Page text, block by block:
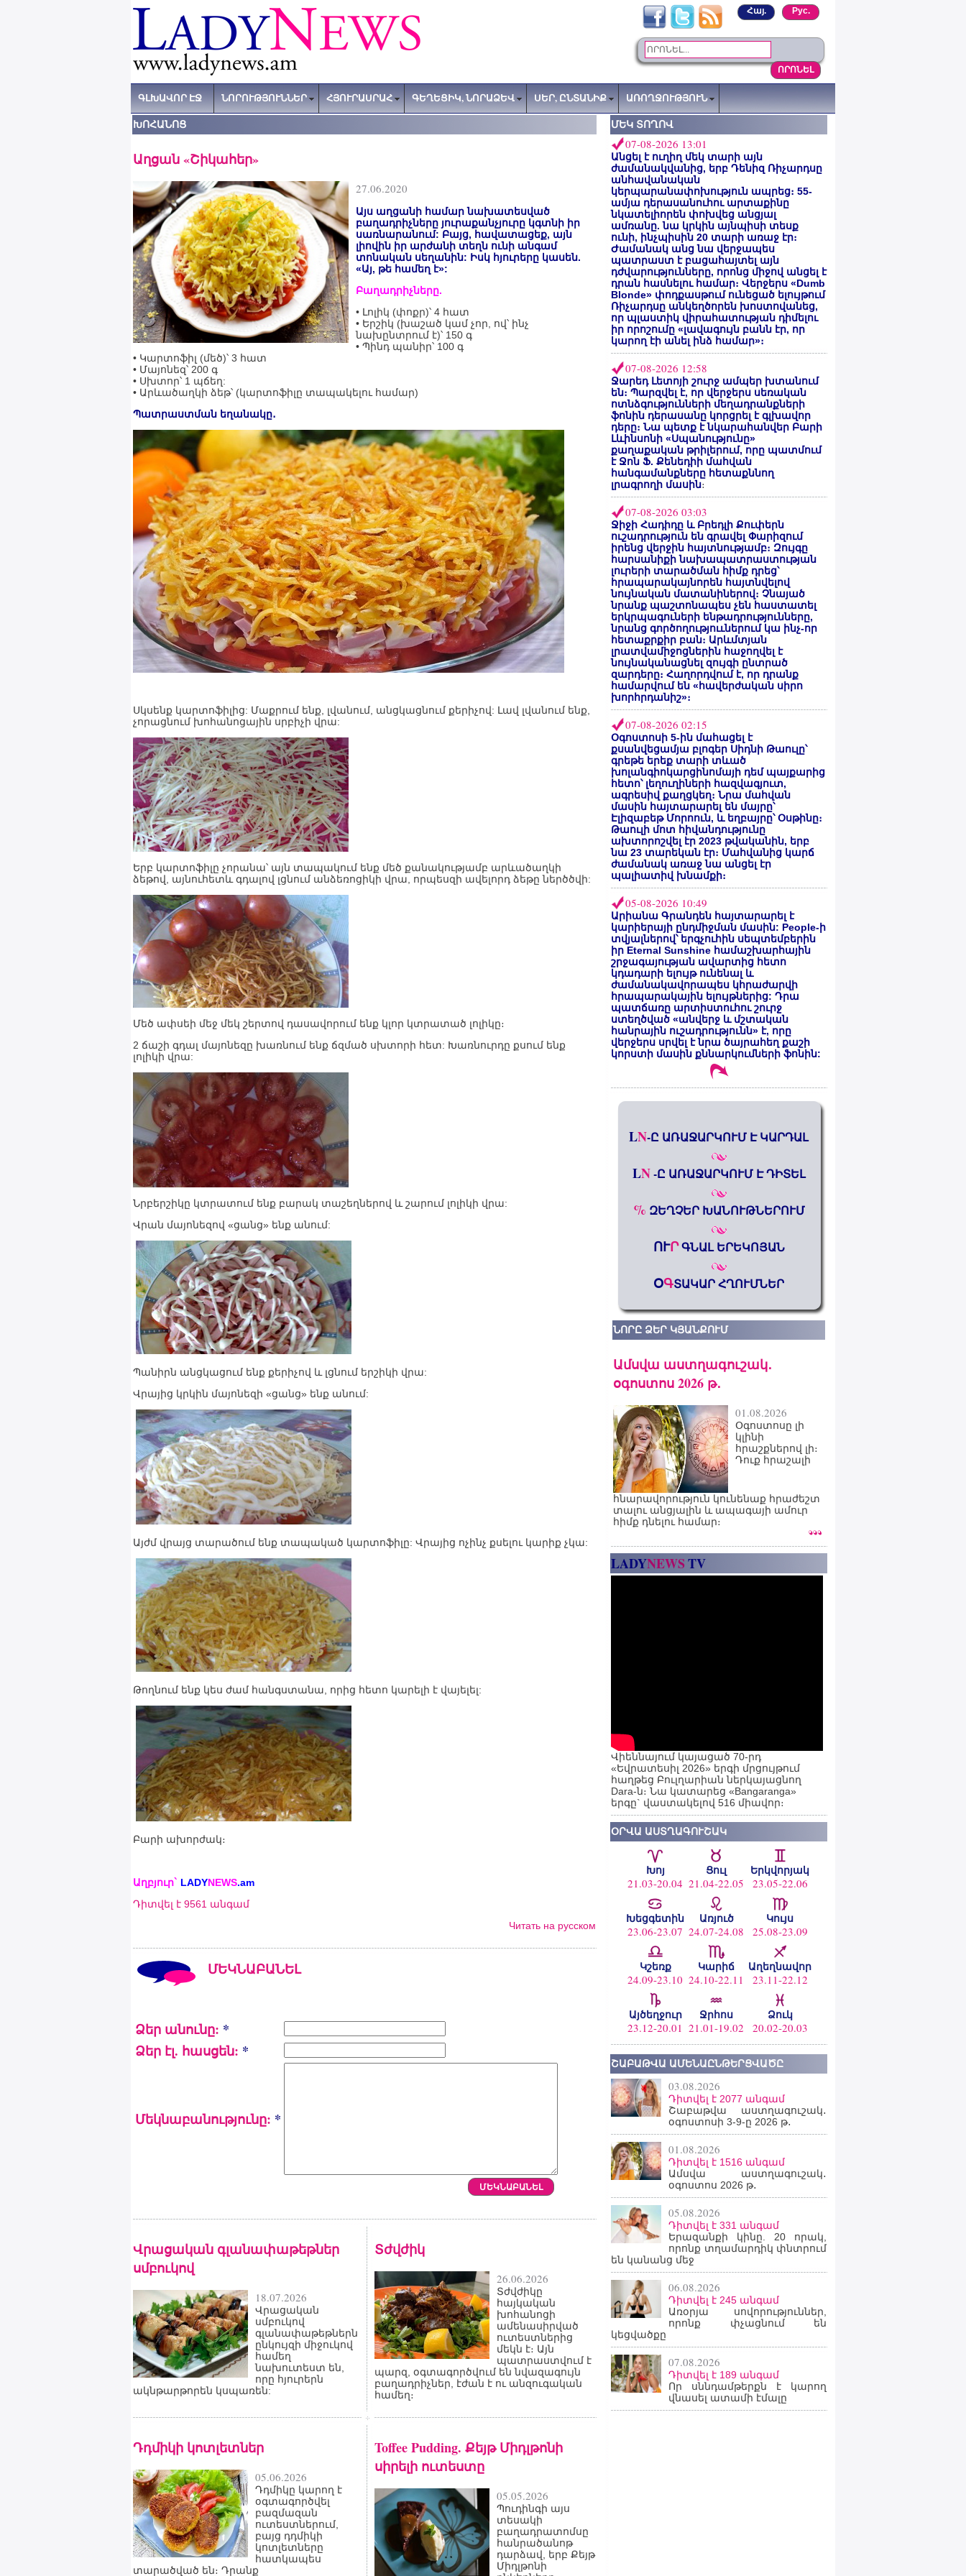
Рус.
Հայ.
ԳԼԽԱՎՈՐ ԷՋ ՆՈՐՈՒԹՅՈՒՆՆԵՐ ՀՅՈՒՐԱՍՐԱՀ ԳԵՂԵՑԻԿ, ՆՈՐԱՁԵՎ ՍԵՐ, ԸՆՏԱՆԻՔ ԱՌՈՂՋՈՒԹՅՈՒՆ
ԽՈՀԱՆՈՑ
Աղցան «Շիկահեր»
27.06.2020
Այս աղցանի համար նախատեսված
բաղադրիչները յուրաքանչյուրը կգտնի իր
սառնարանում: Բայց, հավատացեք, այն
լիովին իր արժանի տեղն ունի անգամ
տոնական սեղանին: Իսկ հյուրերը կասեն.
«Այ, թե համեղ է»:
Բաղադրիչները.
• Լոլիկ (փոքր)՝ 4 հատ
• Երշիկ (խաշած կամ չոր, ով՝ ինչ
նախընտրում է)՝ 150 գ
• Պինդ պանիր՝ 100 գ
• Կարտոֆիլ (մեծ)՝ 3 հատ
• Մայոնեզ՝ 200 գ
• Սխտոր՝ 1 պճեղ:
• Արևածաղկի ձեթ՝ (կարտոֆիլը տապակելու համար)
Պատրաստման եղանակը․
Սկսենք կարտոֆիլից: Մաքրում ենք, լվանում, անցկացնում քերիչով: Լավ լվանում ենք,
չորացնում խոհանոցային սրբիչի վրա:
Երբ կարտոֆիլը չորանա՝ այն տապակում ենք մեծ քանակությամբ արևածաղկի
ձեթով, այնուհետև գդալով լցնում անձեռոցիկի վրա, որպեսզի ավելորդ ձեթը ներծծվի:
Մեծ ափսեի մեջ մեկ շերտով դասավորում ենք կլոր կտրատած լոլիկը։
2 ճաշի գդալ մայոնեզը խառնում ենք ճզմած սխտորի հետ: Խառնուրդը քսում ենք
լոլիկի վրա:
Նրբերշիկը կտրատում ենք բարակ տաշեղներով և շարում լոլիկի վրա:
Վրան մայոնեզով «ցանց» ենք անում:
Պանիրն անցկացում ենք քերիչով և լցնում երշիկի վրա:
Վրայից կրկին մայոնեզի «ցանց» ենք անում:
Այժմ վրայց տարածում ենք տապակած կարտոֆիլը: Վրայից ոչինչ քսելու կարիք չկա:
Թողնում ենք կես ժամ հանգստանա, որից հետո կարելի է վայելել:
Բարի ախորժակ։
Աղբյուր` LADYNEWS.am
Դիտվել է 9561 անգամ
Читать на русском
ՄԵԿՆԱԲԱՆԵԼ
Ձեր անունը: *
Ձեր էլ. հասցեն: *
Մեկնաբանությունը: *
Վրացական գլանափաթեթներ
սմբուկով
18.07.2026
Վրացական
սմբուկով
գլանափաթեթներն
ընկույզի միջուկով
համեղ
նախուտեստ են,
որը հյուրերն
ակնթարթորեն կսպառեն:
Տժվժիկ
26.06.2026
Տժվժիկը
հայկական
խոհանոցի
ամենասիրված
ուտեստներից
մեկն է։ Այն
պատրաստվում է
պարզ, օգտագործվում են նվազագույն
բաղադրիչներ, էժան է ու անզուգական
համեղ։
Դդմիկի կոտլետներ
05.06.2026
Դդմիկը կարող է
օգտագործվել
բազմազան
ուտեստներում,
բայց դդմիկի
կոտլետները
հատկապես
տարածված են։ Դրանք
Toffee Pudding. Քեյթ Միդլթոնի
սիրելի ուտեստը
05.05.2026
Պուդինգի այս
տեսակի
բաղադրատոմսը
հանրածանոթ
դարձավ, երբ Քեյթ
Միդլթոնի
ՄԵԿ ՏՈՂՈՎ
07-08-2026 13:01
Անցել է ուղիղ մեկ տարի այն
ժամանակվանից, երբ Դենիզ Ռիչարդսը
անհավանական
կերպարանափոխություն ապրեց։ 55-
ամյա դերասանուհու արտաքինը
նկատելիորեն փոխվեց անցյալ
ամռանը. նա կրկին այնպիսի տեսք
ունի, ինչպիսին 20 տարի առաջ էր։
Ժամանակ անց նա վերջապես
պատրաստ է բացահայտել այն
դժվարությունները, որոնց միջով անցել է
դրան հասնելու համար։ Վերջերս «Dumb
Blonde» փոդքասթում ունեցած ելույթում
Ռիչարդսը անկեղծորեն խոստովանեց,
որ պլաստիկ վիրահատության դիմելու
իր որոշումը «լավագույն բանն էր, որ
կարող էի անել ինձ համար»։
07-08-2026 12:58
Ջարեդ Լետոյի շուրջ ամպեր խտանում
են։ Պարզվել է, որ վերջերս սեռական
ոտնձգությունների մեղադրանքների
ֆոնին դերասանը կորցրել է գլխավոր
դերը։ Նա պետք է նկարահանվեր Բարի
Լևինսոնի «Սպանությունը»
քաղաքական թրիլերում, որը պատմում
է Ջոն Ֆ. Քենեդիի մահվան
հանգամանքները հետաքննող
լրագրողի մասին։
07-08-2026 03:03
Ջիջի Հադիդը և Բրեդլի Քուփերն
ուշադրություն են գրավել Փարիզում
իրենց վերջին հայտնությամբ։ Զույգը
հարսանիքի նախապատրաստության
լուրերի տարածման հիմք դրեց՝
հրապարակայնորեն հայտնվելով
նույնական մատանիներով։ Չնայած
նրանք պաշտոնապես չեն հաստատել
երկրպագուների ենթադրությունները,
նրանց գործողություւներում կա ինչ-որ
հետաքրքիր բան։ Արևմտյան
լրատվամիջոցներին հաջողվել է
նույնականացնել զույգի ընտրած
զարդերը։ Հաղորդվում է, որ դրանք
համարվում են «հավերժական սիրո
խորհրդանիշ»։
07-08-2026 02:15
Օգոստոսի 5-ին մահացել է
քսանվեցամյա բլոգեր Սիդնի Թաուլը՝
գրեթե երեք տարի տևած
խոլանգիոկարցինոմայի դեմ պայքարից
հետո՝ լեղուղիների հազվագյուտ,
ագրեսիվ քաղցկեղ։ Նրա մահվան
մասին հայտարարել են մայրը՝
Էլիզաբեթ Մորոուն, և եղբայրը՝ Օսթինը։
Թաուլի մոտ հիվանդությունը
ախտորոշվել էր 2023 թվականին, երբ
նա 23 տարեկան էր։ Մահվանից կարճ
ժամանակ առաջ նա անցել էր
պալիատիվ խնամքի։
05-08-2026 10:49
Արիանա Գրանդեն հայտարարել է
կարիերայի ընդմիջման մասին: People-ի
տվյալներով՝ երգչուհին սեպտեմբերին
իր Eternal Sunshine համաշխարհային
շրջագայության ավարտից հետո
կդադարի ելույթ ունենալ և
ժամանակավորապես կհրաժարվի
հրապարակային ելույթներից: Դրա
պատճառը արտիստուհու շուրջ
ստեղծված «անվերջ և մշտական
հանրային ուշադրությունն» է, որը
վերջերս սրվել է նրա ծայրահեղ քաշի
կորստի մասին քննարկումների ֆոնին:
LN-Ը ԱՌԱՋԱՐԿՈՒՄ Է ԿԱՐԴԱԼ
LN-Ը ԱՌԱՋԱՐԿՈՒՄ Է ԴԻՏԵԼ
% ԶԵՂՉԵՐ ԽԱՆՈՒԹՆԵՐՈՒՄ
ՈՒՐԳՆԱԼ ԵՐԵԿՈՅԱՆ
ՕԳՏԱԿԱՐ ՀՂՈՒՄՆԵՐ
ՆՈՐԸ ՁԵՐ ԿՅԱՆՔՈՒՄ
Ամսվա աստղագուշակ․
օգոստոս 2026 թ․
01.08.2026
Օգոստոսը լի
կլինի
հրաշքներով լի։
Դուք հրաշալի
հնարավորություն կունենաք հրաժեշտ
տալու անցյալին և ապագայի ամուր
հիմք դնելու համար։
LADYNEWSTV
Վիեննայում կայացած 70-րդ
«Եվրատեսիլ 2026» երգի մրցույթում
հաղթեց Բուլղարիան ներկայացնող
Dara-ն։ Նա կատարեց «Bangaranga»
երգը` վաստակելով 516 միավոր։
ՕՐՎԱ ԱՍՏՂԱԳՈՒՇԱԿ
Խոյ
21.03-20.04
Ցուլ
21.04-22.05
Երկվորյակ
23.05-22.06
Խեցգետին
23.06-23.07
Առյուծ
24.07-24.08
Կույս
25.08-23.09
Կշեռք
24.09-23.10
Կարիճ
24.10-22.11
Աղեղնավոր
23.11-22.12
Այծեղջուր
23.12-20.01
Ջրհոս
21.01-19.02
Ձուկ
20.02-20.03
ՇԱԲԱԹՎԱ ԱՄԵՆԱԸՆԹԵՐՑՎԱԾԸ
03.08.2026
Դիտվել է 2077 անգամ
Շաբաթվա աստղագուշակ․
օգոստոսի 3-9-ը 2026 թ․
01.08.2026
Դիտվել է 1516 անգամ
Ամսվա աստղագուշակ․
օգոստոս 2026 թ․
05.08.2026
Դիտվել է 331 անգամ
Երազանքի կինը. 20 որակ,
որոնք տղամարդիկ փնտրում
են կանանց մեջ
06.08.2026
Դիտվել է 245 անգամ
Առօրյա սովորություններ,
որոնք փչացնում են
կեցվածքը
07.08.2026
Դիտվել է 189 անգամ
Որ սննդամթերքն է կարող
վնասել ատամի էմալը